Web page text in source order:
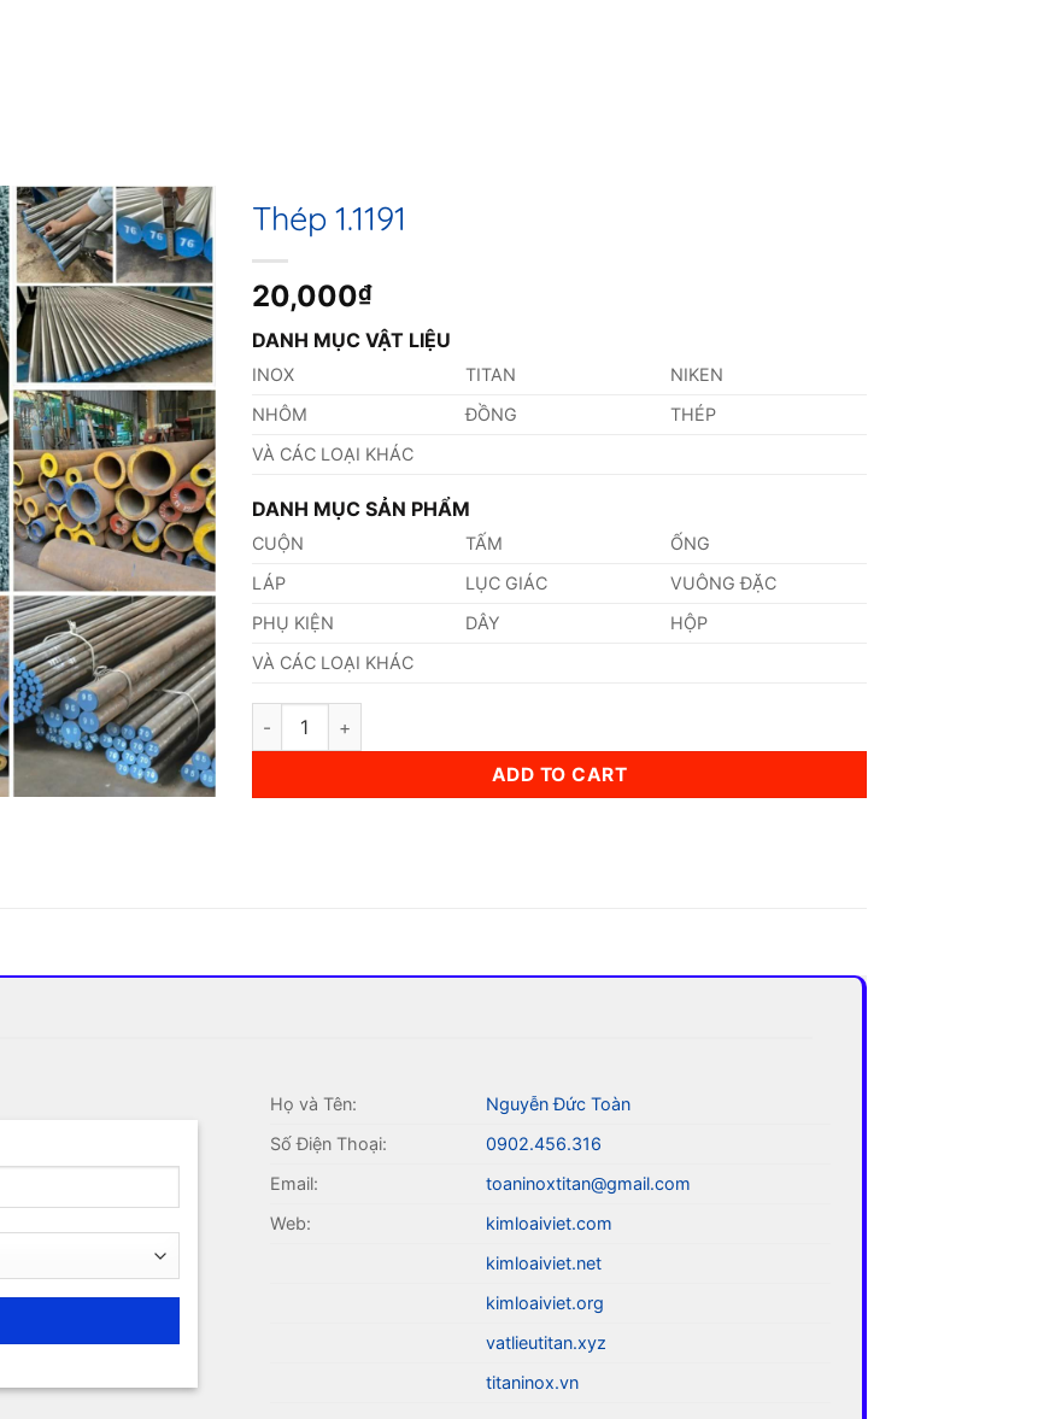
Thép 1.1191
20,000₫
DANH MỤC VẬT LIỆU
INOX TITAN
NIKEN
NHÔM
ĐỒNG
THÉP
VÀ CÁC LOẠI KHÁC
DANH MỤC SẢN PHẨM
CUỘN TẤM
ỐNG
LÁP
LỤC GIÁC
VUÔNG ĐẶC
PHỤ KIỆN
DÂY
HỘP
VÀ CÁC LOẠI KHÁC
Thép 1.1191 quantity
ADD TO CART
Họ và Tên:
Nguyễn Đức Toàn
Số Điện Thoại:
0902.456.316
Email:
toaninoxtitan@gmail.com
Web:
kimloaiviet.com
kimloaiviet.net
kimloaiviet.org
vatlieutitan.xyz
titaninox.vn